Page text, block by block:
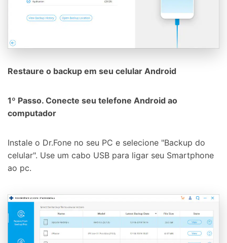
Restaure o backup em seu celular Android
1º Passo. Conecte seu telefone Android ao
computador
Instale o Dr.Fone no seu PC e selecione "Backup do
celular". Use um cabo USB para ligar seu Smartphone
ao pc.